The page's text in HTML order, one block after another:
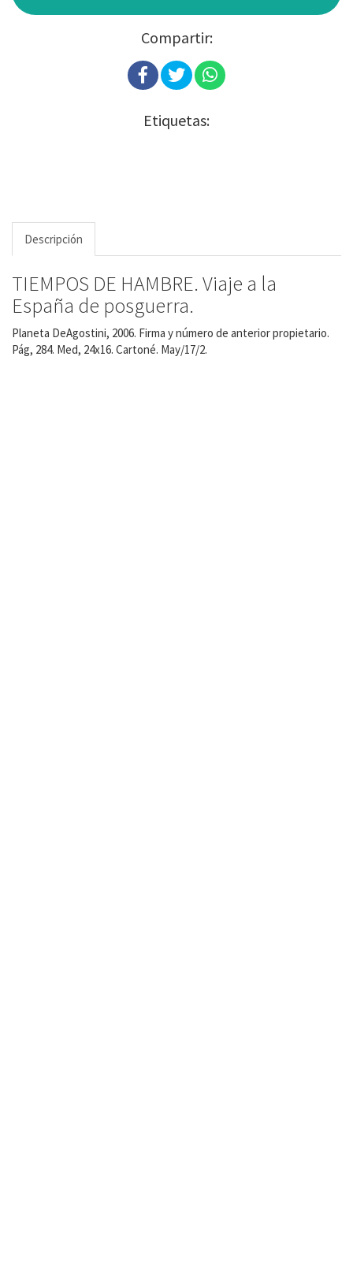
Compartir:
Etiquetas:
Descripción
TIEMPOS DE HAMBRE. Viaje a la
España de posguerra.
Planeta DeAgostini, 2006. Firma y número de anterior propietario.
Pág, 284. Med, 24x16. Cartoné. May/17/2.